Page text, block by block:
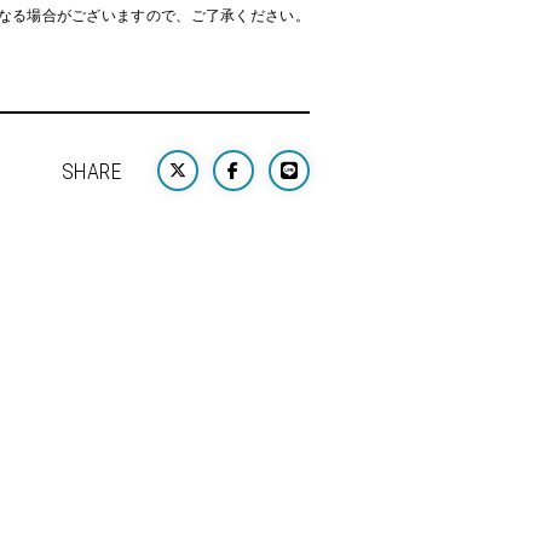
る場合がございますので、ご了承ください。
SHARE